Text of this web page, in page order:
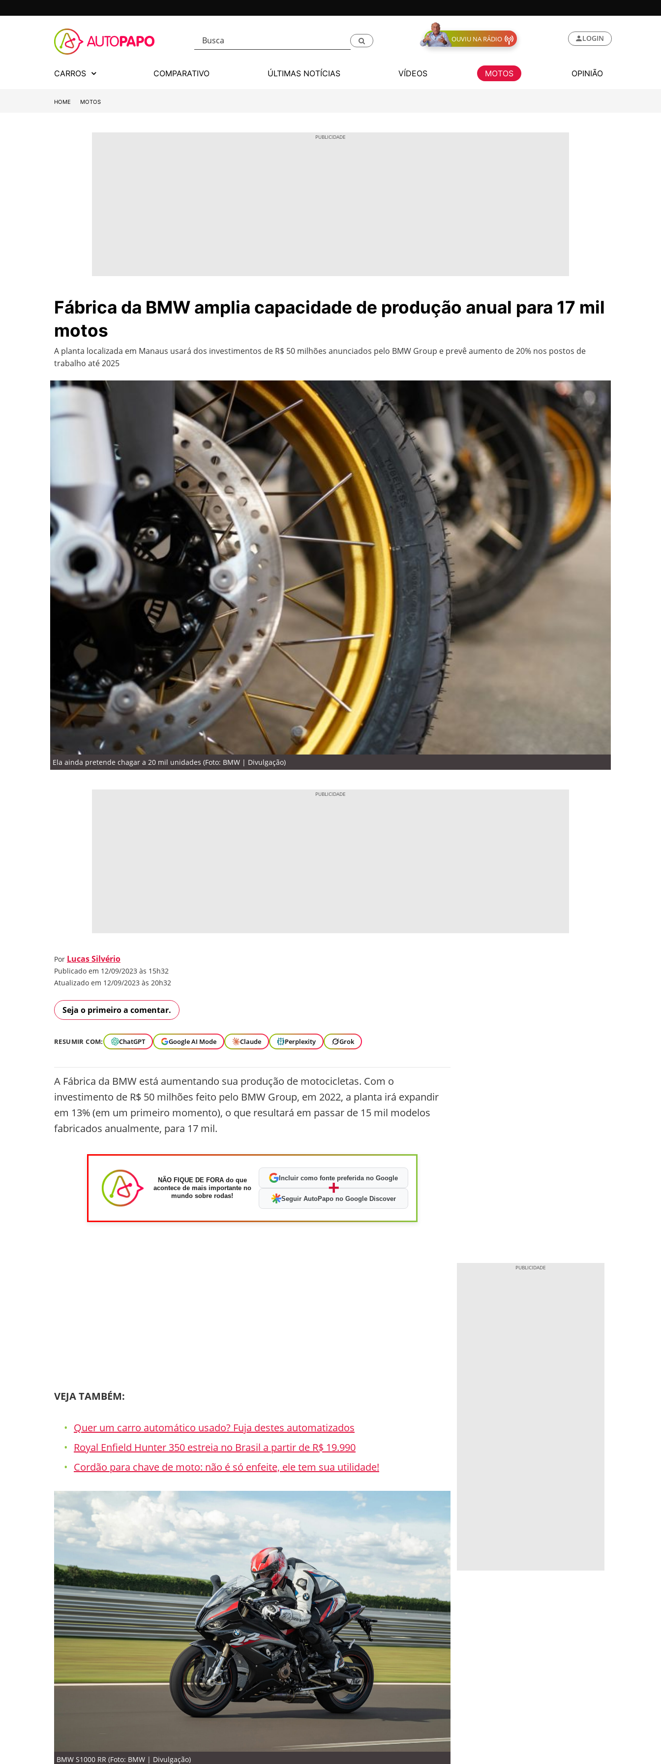
OUVIU NA RÁDIO LOGIN
CARROS COMPARATIVO ÚLTIMAS NOTÍCIAS VÍDEOS MOTOS OPINIÃO
HOME MOTOS
Fábrica da BMW amplia capacidade de produção anual para 17 mil
motos
A planta localizada em Manaus usará dos investimentos de R$ 50 milhões anunciados pelo BMW Group e prevê aumento de 20% nos postos de
trabalho até 2025
Ela ainda pretende chagar a 20 mil unidades (Foto: BMW | Divulgação)
Por Lucas Silvério
Publicado em 12/09/2023 às 15h32
Atualizado em 12/09/2023 às 20h32
Seja o primeiro a comentar.
RESUMIR COM: ChatGPT Google AI Mode Claude Perplexity Grok
A Fábrica da BMW está aumentando sua produção de motocicletas. Com o
investimento de R$ 50 milhões feito pelo BMW Group, em 2022, a planta irá expandir
em 13% (em um primeiro momento), o que resultará em passar de 15 mil modelos
fabricados anualmente, para 17 mil.
NÃO FIQUE DE FORA do que
acontece de mais importante no
mundo sobre rodas!
Incluir como fonte preferida no Google
+
Seguir AutoPapo no Google Discover
VEJA TAMBÉM:
Quer um carro automático usado? Fuja destes automatizados
Royal Enfield Hunter 350 estreia no Brasil a partir de R$ 19.990
Cordão para chave de moto: não é só enfeite, ele tem sua utilidade!
BMW S1000 RR (Foto: BMW | Divulgação)